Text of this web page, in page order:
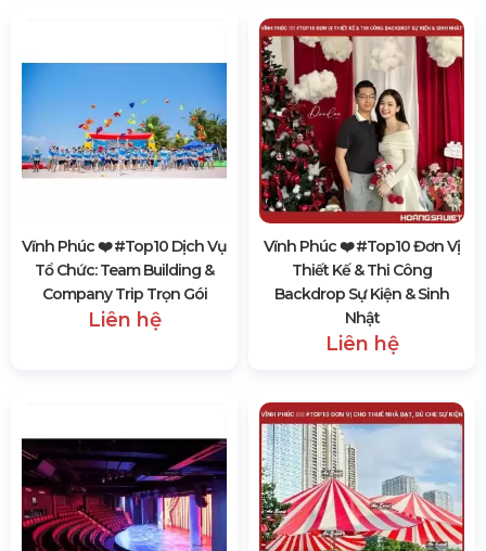
Vĩnh Phúc ❤️️ #top10 Dịch Vụ
Tổ Chức: Team Building &
Company Trip Trọn Gói
Liên hệ
Vĩnh Phúc ❤️️ #top10 Đơn Vị
Thiết Kế & Thi Công
Backdrop Sự Kiện & Sinh
Nhật
Liên hệ